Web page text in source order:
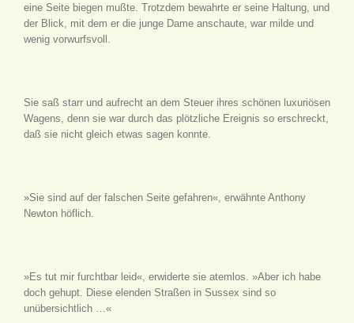
eine Seite biegen mußte. Trotzdem bewahrte er seine Haltung, und
der Blick, mit dem er die junge Dame anschaute, war milde und
wenig vorwurfsvoll.
Sie saß starr und aufrecht an dem Steuer ihres schönen luxuriösen
Wagens, denn sie war durch das plötzliche Ereignis so erschreckt,
daß sie nicht gleich etwas sagen konnte.
»Sie sind auf der falschen Seite gefahren«, erwähnte Anthony
Newton höflich.
»Es tut mir furchtbar leid«, erwiderte sie atemlos. »Aber ich habe
doch gehupt. Diese elenden Straßen in Sussex sind so
unübersichtlich …«